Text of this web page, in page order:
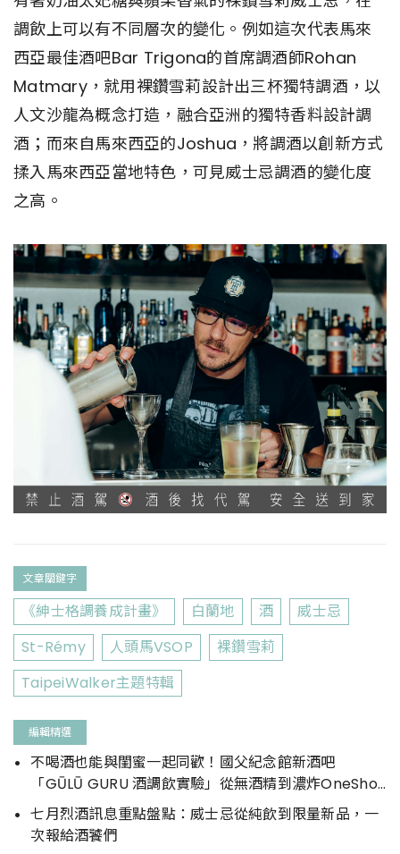
調飲上可以有不同層次的變化。例如這次代表馬來
西亞最佳酒吧Bar Trigona的首席調酒師Rohan
Matmary，就用裸鑽雪莉設計出三杯獨特調酒，以
人文沙龍為概念打造，融合亞洲的獨特香料設計調
酒；而來自馬來西亞的Joshua，將調酒以創新方式
揉入馬來西亞當地特色，可見威士忌調酒的變化度
之高。
文章關鍵字
《紳士格調養成計畫》 白蘭地 酒
威士忌
St-Rémy
人頭馬VSOP
裸鑽雪莉
TaipeiWalker主題特輯
編輯精選
不喝酒也能與閨蜜一起同歡！國父紀念館新酒吧
「GŪLŪ GURU 酒調飲實驗」從無酒精到濃炸OneShot
一應俱全
七月烈酒訊息重點盤點：威士忌從純飲到限量新品，一
次報給酒饕們